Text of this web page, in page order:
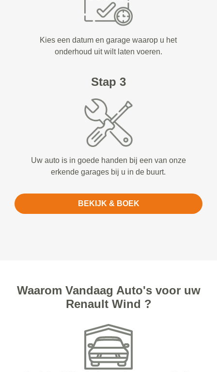
Kies een datum en garage waarop u het
onderhoud uit wilt laten voeren.
Stap 3
Uw auto is in goede handen bij een van onze
erkende garages bij u in de buurt.
BEKIJK & BOEK
Waarom Vandaag Auto's voor uw
Renault Wind ?